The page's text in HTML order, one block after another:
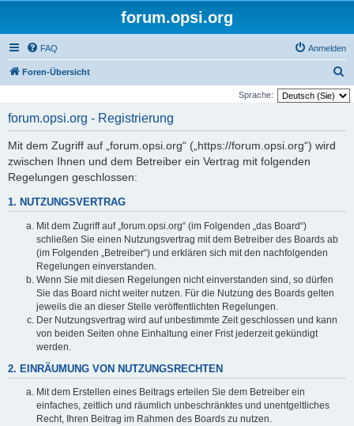
forum.opsi.org
FAQ Anmelden
Foren-Übersicht
u
Sprache:
forum.opsi.org - Registrierung
Mit dem Zugriff auf „forum.opsi.org“ („https://forum.opsi.org“) wird
zwischen Ihnen und dem Betreiber ein Vertrag mit folgenden
Regelungen geschlossen:
1. NUTZUNGSVERTRAG
Mit dem Zugriff auf „forum.opsi.org“ (im Folgenden „das Board“)
schließen Sie einen Nutzungsvertrag mit dem Betreiber des Boards ab
(im Folgenden „Betreiber“) und erklären sich mit den nachfolgenden
Regelungen einverstanden.
Wenn Sie mit diesen Regelungen nicht einverstanden sind, so dürfen
Sie das Board nicht weiter nutzen. Für die Nutzung des Boards gelten
jeweils die an dieser Stelle veröffentlichten Regelungen.
Der Nutzungsvertrag wird auf unbestimmte Zeit geschlossen und kann
von beiden Seiten ohne Einhaltung einer Frist jederzeit gekündigt
werden.
2. EINRÄUMUNG VON NUTZUNGSRECHTEN
Mit dem Erstellen eines Beitrags erteilen Sie dem Betreiber ein
einfaches, zeitlich und räumlich unbeschränktes und unentgeltliches
Recht, Ihren Beitrag im Rahmen des Boards zu nutzen.